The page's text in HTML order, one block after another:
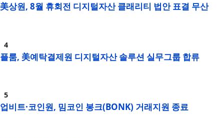
美상원, 8월 휴회전 디지털자산 클래리티 법안 표결 무산
플룸, 美예탁결제원 디지털자산 솔루션 실무그룹 합류
업비트·코인원, 밈코인 봉크(BONK) 거래지원 종료